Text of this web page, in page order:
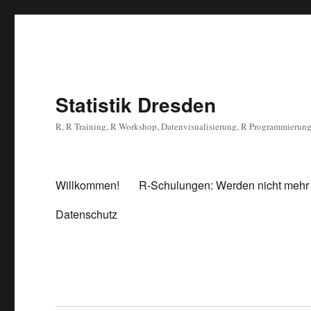
Statistik Dresden
R, R Training, R Workshop, Datenvisualisierung, R Programmierung
Willkommen! R-Schulungen: Werden nicht
Datenschutz